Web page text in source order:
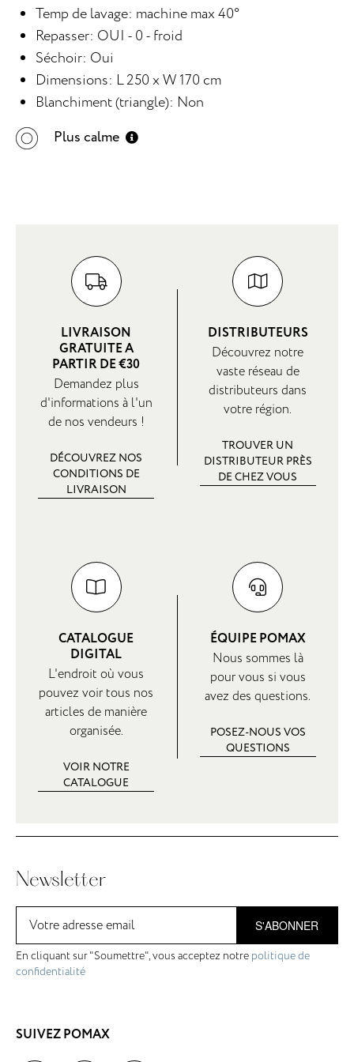
Temp de lavage: machine max 40°
Repasser: OUI - 0 - froid
Séchoir: Oui
Dimensions: L 250 x W 170 cm
Blanchiment (triangle): Non
Plus calme
LIVRAISON
GRATUITE A
PARTIR DE €30
Demandez plus
d'informations à l'un
de nos vendeurs !
DÉCOUVREZ NOS
CONDITIONS DE
LIVRAISON
DISTRIBUTEURS
Découvrez notre
vaste réseau de
distributeurs dans
votre région.
TROUVER UN
DISTRIBUTEUR PRÈS
DE CHEZ VOUS
CATALOGUE
DIGITAL
L'endroit où vous
pouvez voir tous nos
articles de manière
organisée.
VOIR NOTRE
CATALOGUE
ÉQUIPE POMAX
Nous sommes là
pour vous si vous
avez des questions.
POSEZ-NOUS VOS
QUESTIONS
Newsletter
S'ABONNER
En cliquant sur "Soumettre", vous acceptez notre politique de
confidentialité
SUIVEZ POMAX